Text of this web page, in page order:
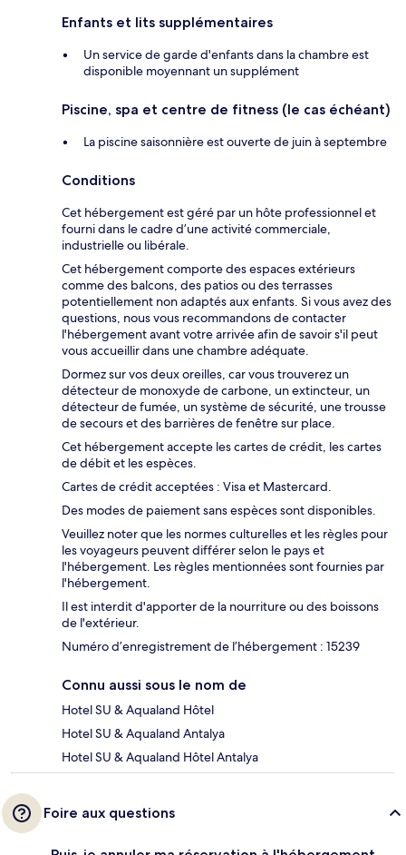
Enfants et lits supplémentaires
Un service de garde d'enfants dans la chambre est
disponible moyennant un supplément
Piscine, spa et centre de fitness (le cas échéant)
La piscine saisonnière est ouverte de juin à septembre
Conditions
Cet hébergement est géré par un hôte professionnel et
fourni dans le cadre d’une activité commerciale,
industrielle ou libérale.
Cet hébergement comporte des espaces extérieurs
comme des balcons, des patios ou des terrasses
potentiellement non adaptés aux enfants. Si vous avez des
questions, nous vous recommandons de contacter
l'hébergement avant votre arrivée afin de savoir s'il peut
vous accueillir dans une chambre adéquate.
Dormez sur vos deux oreilles, car vous trouverez un
détecteur de monoxyde de carbone, un extincteur, un
détecteur de fumée, un système de sécurité, une trousse
de secours et des barrières de fenêtre sur place.
Cet hébergement accepte les cartes de crédit, les cartes
de débit et les espèces.
Cartes de crédit acceptées : Visa et Mastercard.
Des modes de paiement sans espèces sont disponibles.
Veuillez noter que les normes culturelles et les règles pour
les voyageurs peuvent différer selon le pays et
l'hébergement. Les règles mentionnées sont fournies par
l'hébergement.
Il est interdit d'apporter de la nourriture ou des boissons
de l'extérieur.
Numéro d’enregistrement de l’hébergement : 15239
Connu aussi sous le nom de
Hotel SU & Aqualand Hôtel
Hotel SU & Aqualand Antalya
Hotel SU & Aqualand Hôtel Antalya
Foire aux questions